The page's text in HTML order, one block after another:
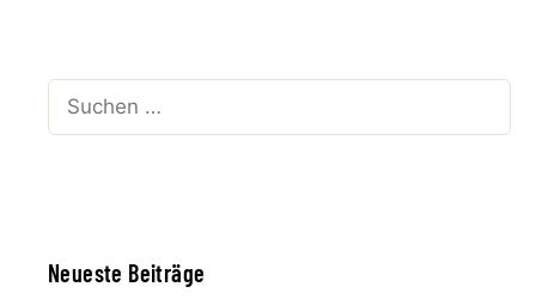
Suchen
nach:
Neueste Beiträge